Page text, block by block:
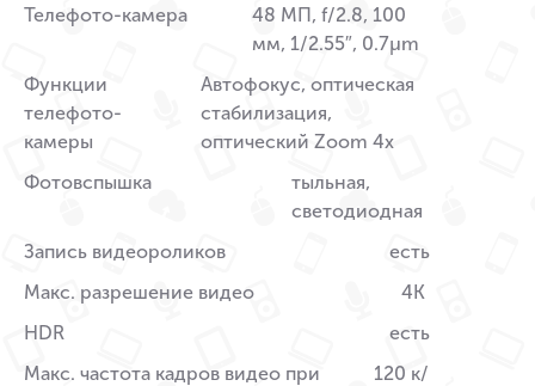
Телефото-камера
48 МП, f/2.8, 100
мм, 1/2.55″, 0.7µm
Функции
телефото-
камеры
Автофокус, оптическая
стабилизация,
оптический Zoom 4x
Фотовспышка
тыльная,
светодиодная
Запись видеороликов
есть
Макс. разрешение видео
4K
HDR
есть
Макс. частота кадров видео при
120 к/